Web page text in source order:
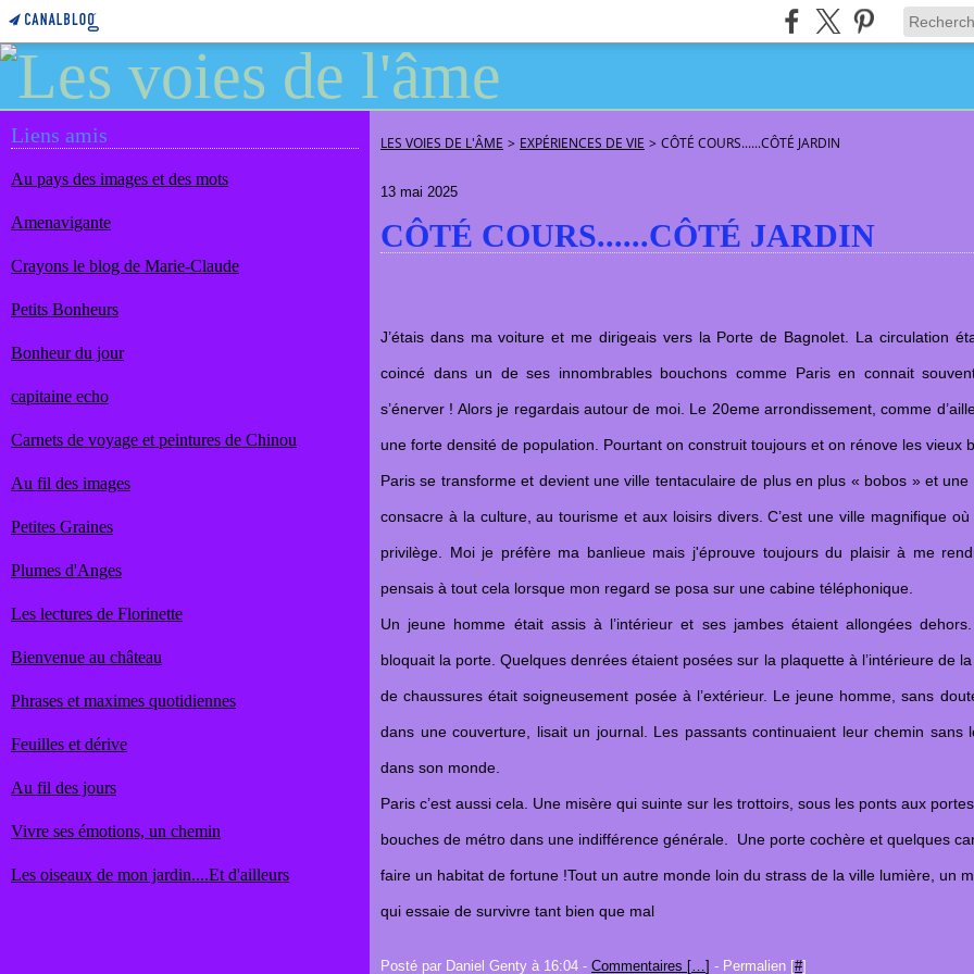
Liens amis
Au pays des images et des mots
Amenavigante
Crayons le blog de Marie-Claude
Petits Bonheurs
Bonheur du jour
capitaine echo
Carnets de voyage et peintures de Chinou
Au fil des images
Petites Graines
Plumes d'Anges
Les lectures de Florinette
Bienvenue au château
Phrases et maximes quotidiennes
Feuilles et dérive
Au fil des jours
Vivre ses émotions, un chemin
Les oiseaux de mon jardin....Et d'ailleurs
LES VOIES DE L'ÂME > EXPÉRIENCES DE VIE > CÔTÉ COURS......CÔTÉ JARDIN
13 mai 2025
CÔTÉ COURS......CÔTÉ JARDIN
J’étais dans ma voiture et me dirigeais vers la Porte de Bagnolet. La circulation
coincé dans un de ses innombrables bouchons comme Paris en connait
s’énerver ! Alors je regardais autour de moi. Le 20eme arrondissement, comme
une forte densité de population. Pourtant on construit toujours et on rénove les vieux
Paris se transforme et devient une ville tentaculaire de plus en plus « bobos » et
consacre à la culture, au tourisme et aux loisirs divers. C’est une ville magnifique
privilège. Moi je préfère ma banlieue mais j'éprouve toujours du plaisir à me
pensais à tout cela lorsque mon regard se posa sur une cabine téléphonique.
Un jeune homme était assis à l’intérieur et ses jambes étaient allongées
bloquait la porte. Quelques denrées étaient posées sur la plaquette à l’intérieure de
de chaussures était soigneusement posée à l’extérieur. Le jeune homme, sans
dans une couverture, lisait un journal. Les passants continuaient leur chemin sans
dans son monde.
Paris c’est aussi cela. Une misère qui suinte sur les trottoirs, sous les ponts aux
bouches de métro dans une indifférence générale. Une porte cochère et quelques
faire un habitat de fortune !Tout un autre monde loin du strass de la ville lumière, un
qui essaie de survivre tant bien que mal
Posté par Daniel Genty à 16:04 - Commentaires […] - Permalien [#]